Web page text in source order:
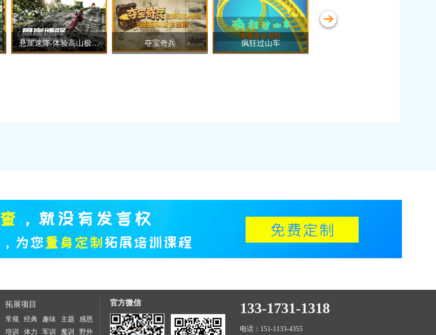
夺宝奇兵 疯狂过山车 茶马古道徒步
拓展项目
常规 经典 趣味 主题
感恩
培训
体力 军训 魔训 野外
官方微信 133-1731-1318
电话：151-1133-4355